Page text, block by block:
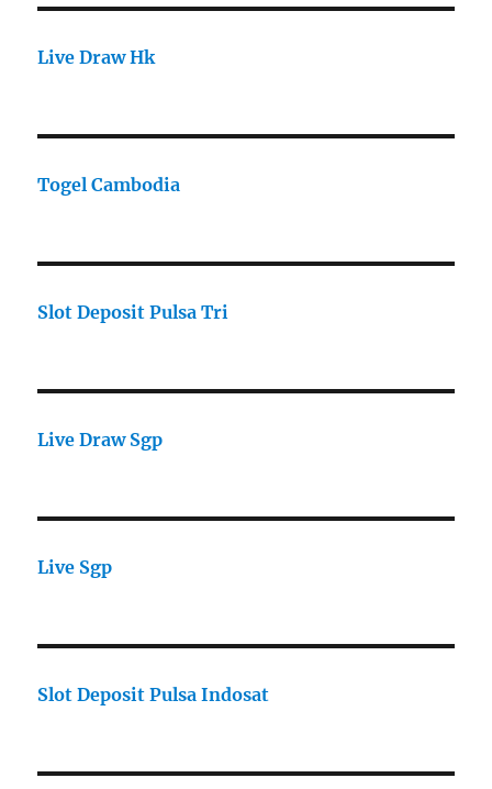
Live Draw Hk
Togel Cambodia
Slot Deposit Pulsa Tri
Live Draw Sgp
Live Sgp
Slot Deposit Pulsa Indosat